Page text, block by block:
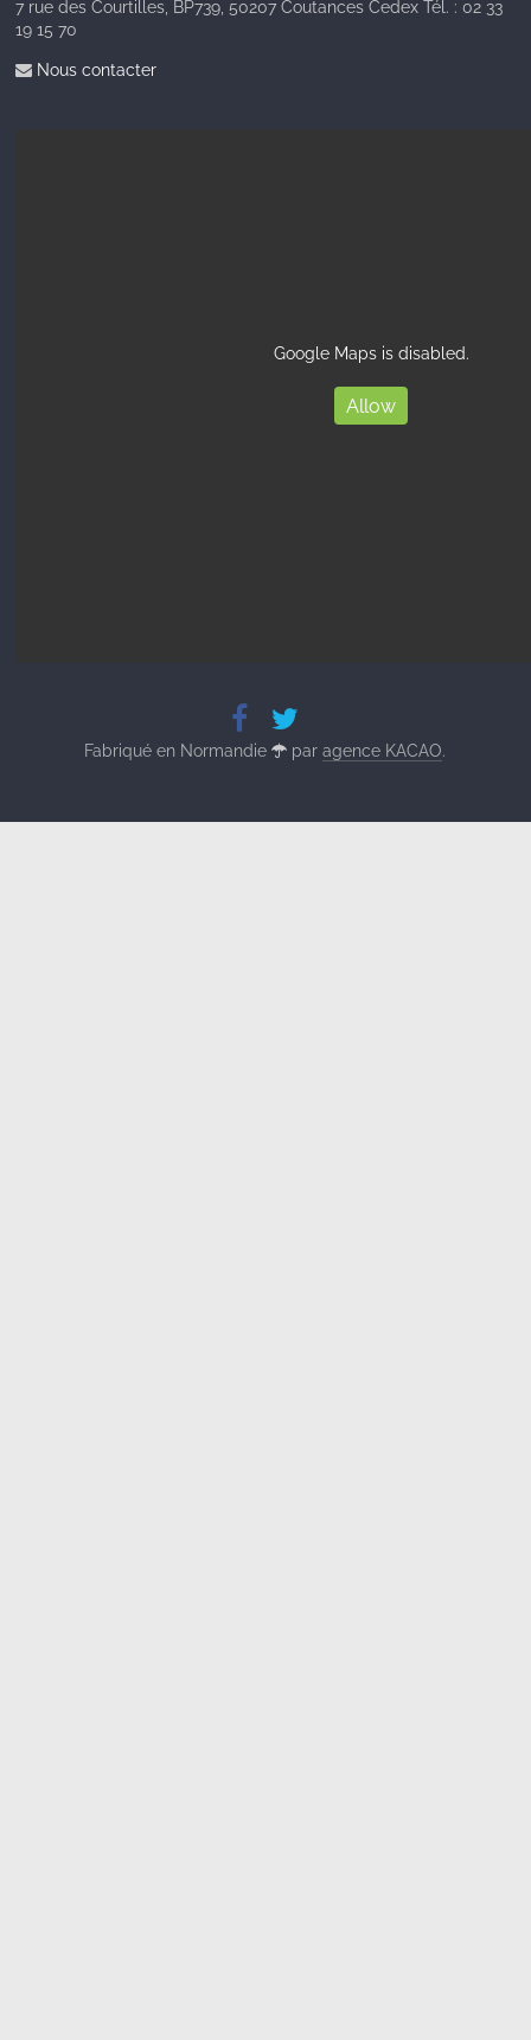
7 rue des Courtilles, BP739, 50207 Coutances Cedex Tél. : 02 33
19 15 70
Nous contacter
Google Maps is disabled.
Allow
Fabriqué en Normandie paragence KACAO.